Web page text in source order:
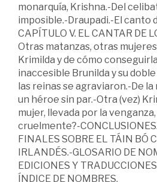
monarquía, Krishna.-Del
imposible.-Draupadi.-El canto
CAPÍTULO V. EL CANTAR DE
Otras matanzas, otras
Krimilda y de cómo
inaccesible Brunilda y su
las reinas se agraviaron.-De
un héroe sin par.-Otra (vez)
mujer, llevada por la
cruelmente?-
FINALES SOBRE EL TÁIN BÓ
IRLANDÉS.-GLOSARIO DE
EDICIONES Y
ÍNDICE DE NOMBRES.